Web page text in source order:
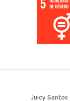
Juicy Santos